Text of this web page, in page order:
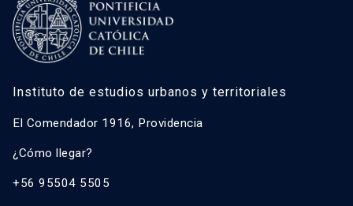
Instituto de estudios urbanos y territoriales
El Comendador 1916, Providencia
¿Cómo llegar?
+56 95504 5505